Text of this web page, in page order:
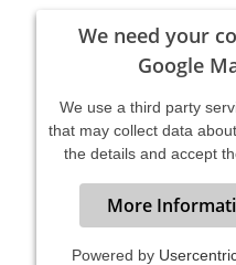
We need your
Google
We use a third party
that may collect data
the details and accept
More
Powered by